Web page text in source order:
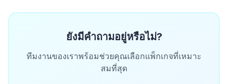
ยังมีคำถามอยู่หรือไม่?
ทีมงานของเราพร้อมช่วยคุณเลือกแพ็กเกจที่เหมาะ
สมที่สุด